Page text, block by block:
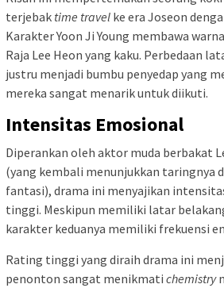
terjebak time travel ke era Joseon
Karakter Yoon Ji Young membawa
Raja Lee Heon yang kaku. Perbedaan
justru menjadi bumbu penyedap yang
mereka sangat menarik untuk diikuti.
Intensitas Emosional
Diperankan oleh aktor muda berbakat
(yang kembali menunjukkan taringnya
fantasi), drama ini menyajikan
tinggi. Meskipun memiliki latar
karakter keduanya memiliki frekuensi
Rating tinggi yang diraih drama ini
penonton sangat menikmati chemistry